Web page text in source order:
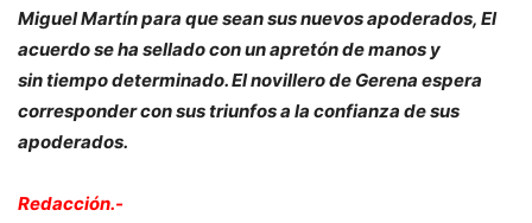
Miguel Martín para que sean sus nuevos apoderados, El
acuerdo se ha sellado con un apretón de manos y
sin tiempo determinado. El novillero de Gerena espera
corresponder con sus triunfos a la confianza de sus
apoderados.
Redacción.-